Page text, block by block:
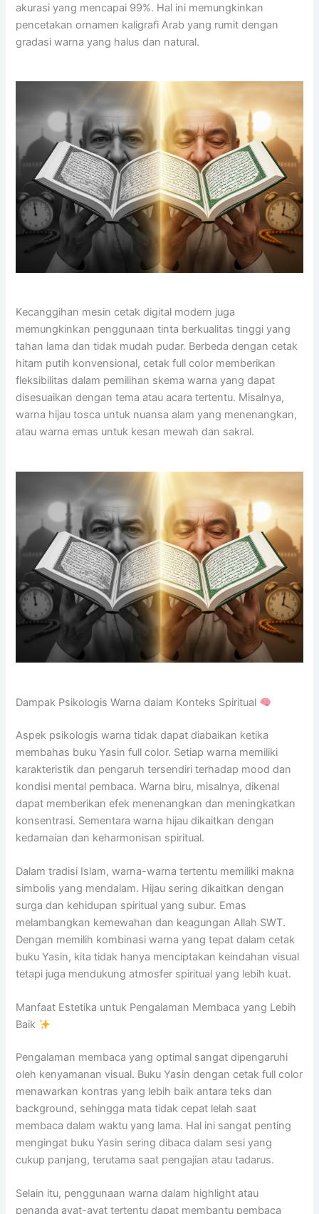
akurasi yang mencapai 99%. Hal ini memungkinkan
pencetakan ornamen kaligrafi Arab yang rumit dengan
gradasi warna yang halus dan natural.
Kecanggihan mesin cetak digital modern juga
memungkinkan penggunaan tinta berkualitas tinggi yang
tahan lama dan tidak mudah pudar. Berbeda dengan cetak
hitam putih konvensional, cetak full color memberikan
fleksibilitas dalam pemilihan skema warna yang dapat
disesuaikan dengan tema atau acara tertentu. Misalnya,
warna hijau tosca untuk nuansa alam yang menenangkan,
atau warna emas untuk kesan mewah dan sakral.
Dampak Psikologis Warna dalam Konteks Spiritual
Aspek psikologis warna tidak dapat diabaikan ketika
membahas buku Yasin full color. Setiap warna memiliki
karakteristik dan pengaruh tersendiri terhadap mood dan
kondisi mental pembaca. Warna biru, misalnya, dikenal
dapat memberikan efek menenangkan dan meningkatkan
konsentrasi. Sementara warna hijau dikaitkan dengan
kedamaian dan keharmonisan spiritual.
Dalam tradisi Islam, warna-warna tertentu memiliki makna
simbolis yang mendalam. Hijau sering dikaitkan dengan
surga dan kehidupan spiritual yang subur. Emas
melambangkan kemewahan dan keagungan Allah SWT.
Dengan memilih kombinasi warna yang tepat dalam cetak
buku Yasin, kita tidak hanya menciptakan keindahan visual
tetapi juga mendukung atmosfer spiritual yang lebih kuat.
Manfaat Estetika untuk Pengalaman Membaca yang Lebih
Baik
Pengalaman membaca yang optimal sangat dipengaruhi
oleh kenyamanan visual. Buku Yasin dengan cetak full color
menawarkan kontras yang lebih baik antara teks dan
background, sehingga mata tidak cepat lelah saat
membaca dalam waktu yang lama. Hal ini sangat penting
mengingat buku Yasin sering dibaca dalam sesi yang
cukup panjang, terutama saat pengajian atau tadarus.
Selain itu, penggunaan warna dalam highlight atau
penanda ayat-ayat tertentu dapat membantu pembaca